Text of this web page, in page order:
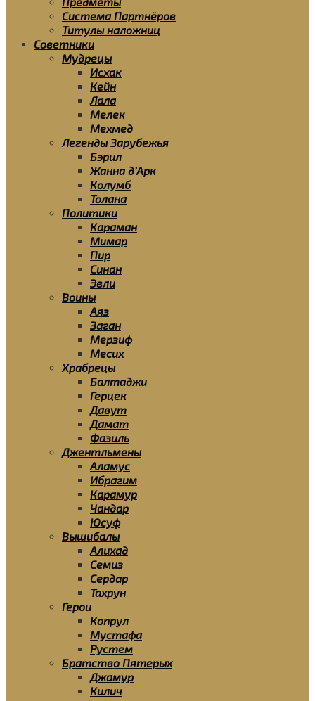
Система Партнёров
Титулы наложниц
Советники
Мудрецы
Исхак
Кейн
Лала
Мелек
Мехмед
Легенды Зарубежья
Бэрил
Жанна д’Арк
Колумб
Толана
Политики
Караман
Мимар
Пир
Синан
Эвли
Воины
Аяз
Заган
Мерзиф
Месих
Храбрецы
Балтаджи
Герцек
Давут
Дамат
Фазиль
Джентльмены
Аламус
Ибрагим
Карамур
Чандар
Юсуф
Вышибалы
Алихад
Семиз
Сердар
Тахрун
Герои
Копрул
Мустафа
Рустем
Братство Пятерых
Джамур
Килич